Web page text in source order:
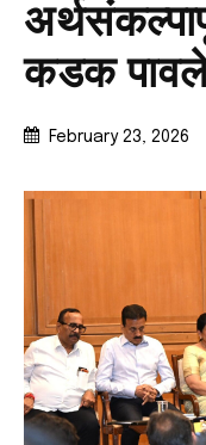
कडक
February 23, 2026